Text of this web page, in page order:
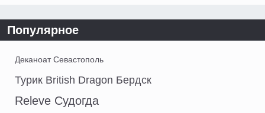
Популярное
Деканоат Севастополь
Турик British Dragon Бердск
Releve Судогда